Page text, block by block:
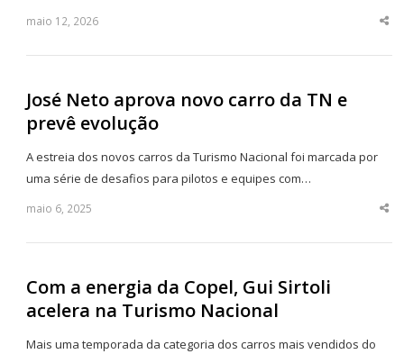
maio 12, 2026
José Neto aprova novo carro da TN e
prevê evolução
A estreia dos novos carros da Turismo Nacional foi marcada por
uma série de desafios para pilotos e equipes com…
maio 6, 2025
Com a energia da Copel, Gui Sirtoli
acelera na Turismo Nacional
Mais uma temporada da categoria dos carros mais vendidos do